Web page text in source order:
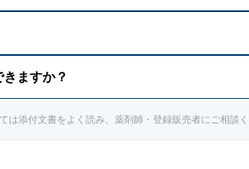
け、主治医にご相談ください。
け、主治医にご相談ください。
ますか？
ないでください。
添付文書をよく読み、薬剤師・登録販売者にご相談く